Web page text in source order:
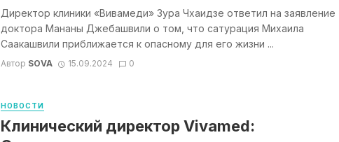
Директор клиники «Вивамеди» Зура Чхаидзе ответил на заявление
доктора Мананы Джебашвили о том, что сатурация Михаила
Саакашвили приближается к опасному для его жизни ...
Автор SOVA 15.09.2024 0
НОВОСТИ
Клинический директор Vivamed: